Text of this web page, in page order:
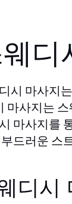
디
시 마사지
마사지는
마사지를
드러운 스
디시